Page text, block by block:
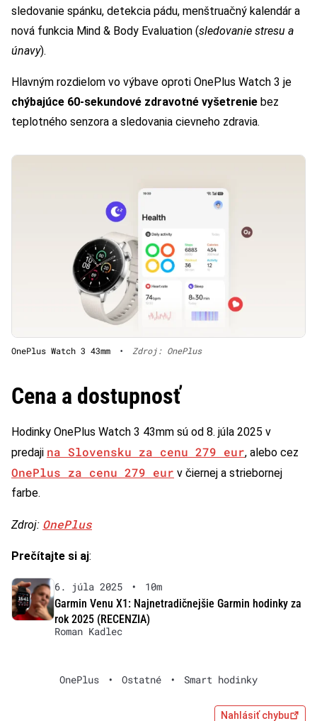
sledovanie spánku, detekcia pádu, menštruačný kalendár a
nová funkcia Mind & Body Evaluation (sledovanie stresu a
únavy).
Hlavným rozdielom vo výbave oproti OnePlus Watch 3 je
chýbajúce 60-sekundové zdravotné vyšetrenie bez
teplotného senzora a sledovania cievneho zdravia.
OnePlus Watch 3 43mm • Zdroj: OnePlus
Cena a dostupnosť
Hodinky OnePlus Watch 3 43mm sú od 8. júla 2025 v
predaji na Slovensku za cenu 279 eur, alebo cez
OnePlus za cenu 279 eur v čiernej a striebornej
farbe.
Zdroj: OnePlus
Prečítajte si aj:
6. júla 2025 •
10m
Garmin Venu X1: Najnetradičnejšie Garmin hodinky za
rok 2025 (RECENZIA)
Roman Kadlec
OnePlus • Ostatné • Smart hodinky
Nahlásiť chybu